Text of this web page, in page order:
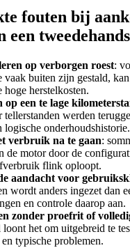
fouten bij
een
op verborgen roest:
vaak buiten zijn gestald,
hoge herstelkosten.
een te lage
tellerstanden werden
logische onderhoudshistorie.
verbruik na te gaan:
de motor door de
flink oploopt.
aandacht voor
wordt anders ingezet dan
en controle daarop aan.
zonder proefrit of
het om uitgebreid te
typische problemen.